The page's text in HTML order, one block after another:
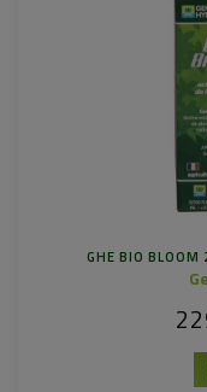
GHE BIO